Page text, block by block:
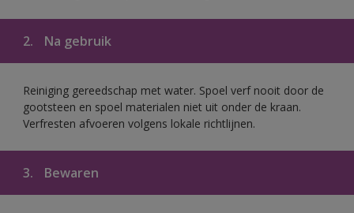
2. Na gebruik
Reiniging gereedschap met water. Spoel verf nooit door de
gootsteen en spoel materialen niet uit onder de kraan.
Verfresten afvoeren volgens lokale richtlijnen.
3. Bewaren